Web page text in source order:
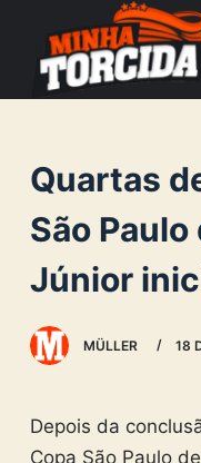
o
o
e
Quartas
São
Júnior
MÜLLER 18
Depois da
Copa São Paulo